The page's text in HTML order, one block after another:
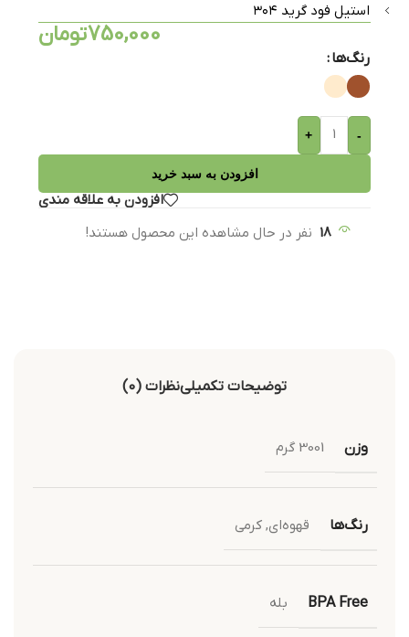
استیل فود گرید ۳۰۴
750,000تومان
رنگ‌ها
-
+
افزودن به سبد خرید
افزودن به علاقه مندی
18 نفر در حال مشاهده این محصول هستند!
توضیحات تکمیلینظرات (0)
وزن 3001 گرم
رنگ‌ها قهوه‌ای,کرمی
BPA Free بله